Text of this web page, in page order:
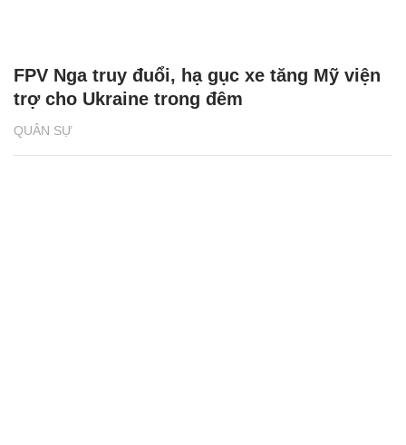
QUÂN SỰ
FPV Nga truy đuổi, hạ gục xe tăng Mỹ viện
trợ cho Ukraine trong đêm